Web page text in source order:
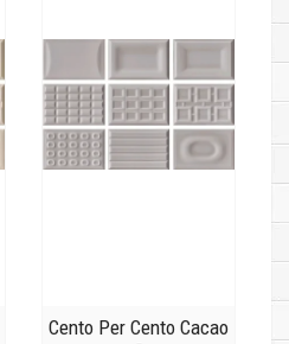
Cento Per Cento Cacao